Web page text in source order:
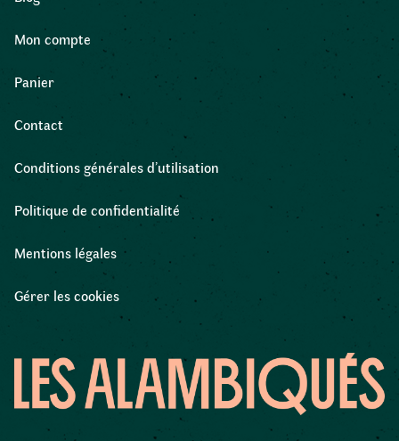
Mon compte
Panier
Contact
Conditions générales d’utilisation
Politique de confidentialité
Mentions légales
Gérer les cookies